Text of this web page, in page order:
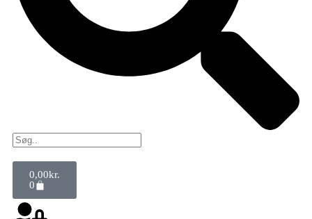
0,00kr.
0